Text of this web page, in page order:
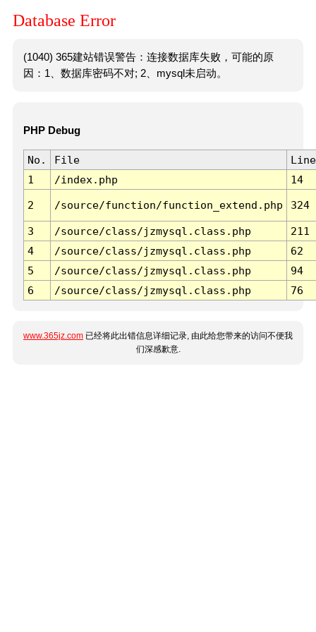
Database Error
(1040) 365建站错误警告：连接数据库失败，可能的原
因：1、数据库密码不对; 2、mysql未启动。
PHP Debug
No. File
Line
1
/index.php 14
2 /source/function/function_extend.php 324
3 /source/class/jzmysql.class.php
211
4
/source/class/jzmysql.class.php
62
5
/source/class/jzmysql.class.php
94
6
/source/class/jzmysql.class.php 76
www.365jz.com 已经将此出错信息详细记录, 由此给您带来的访问不便我
们深感歉意.